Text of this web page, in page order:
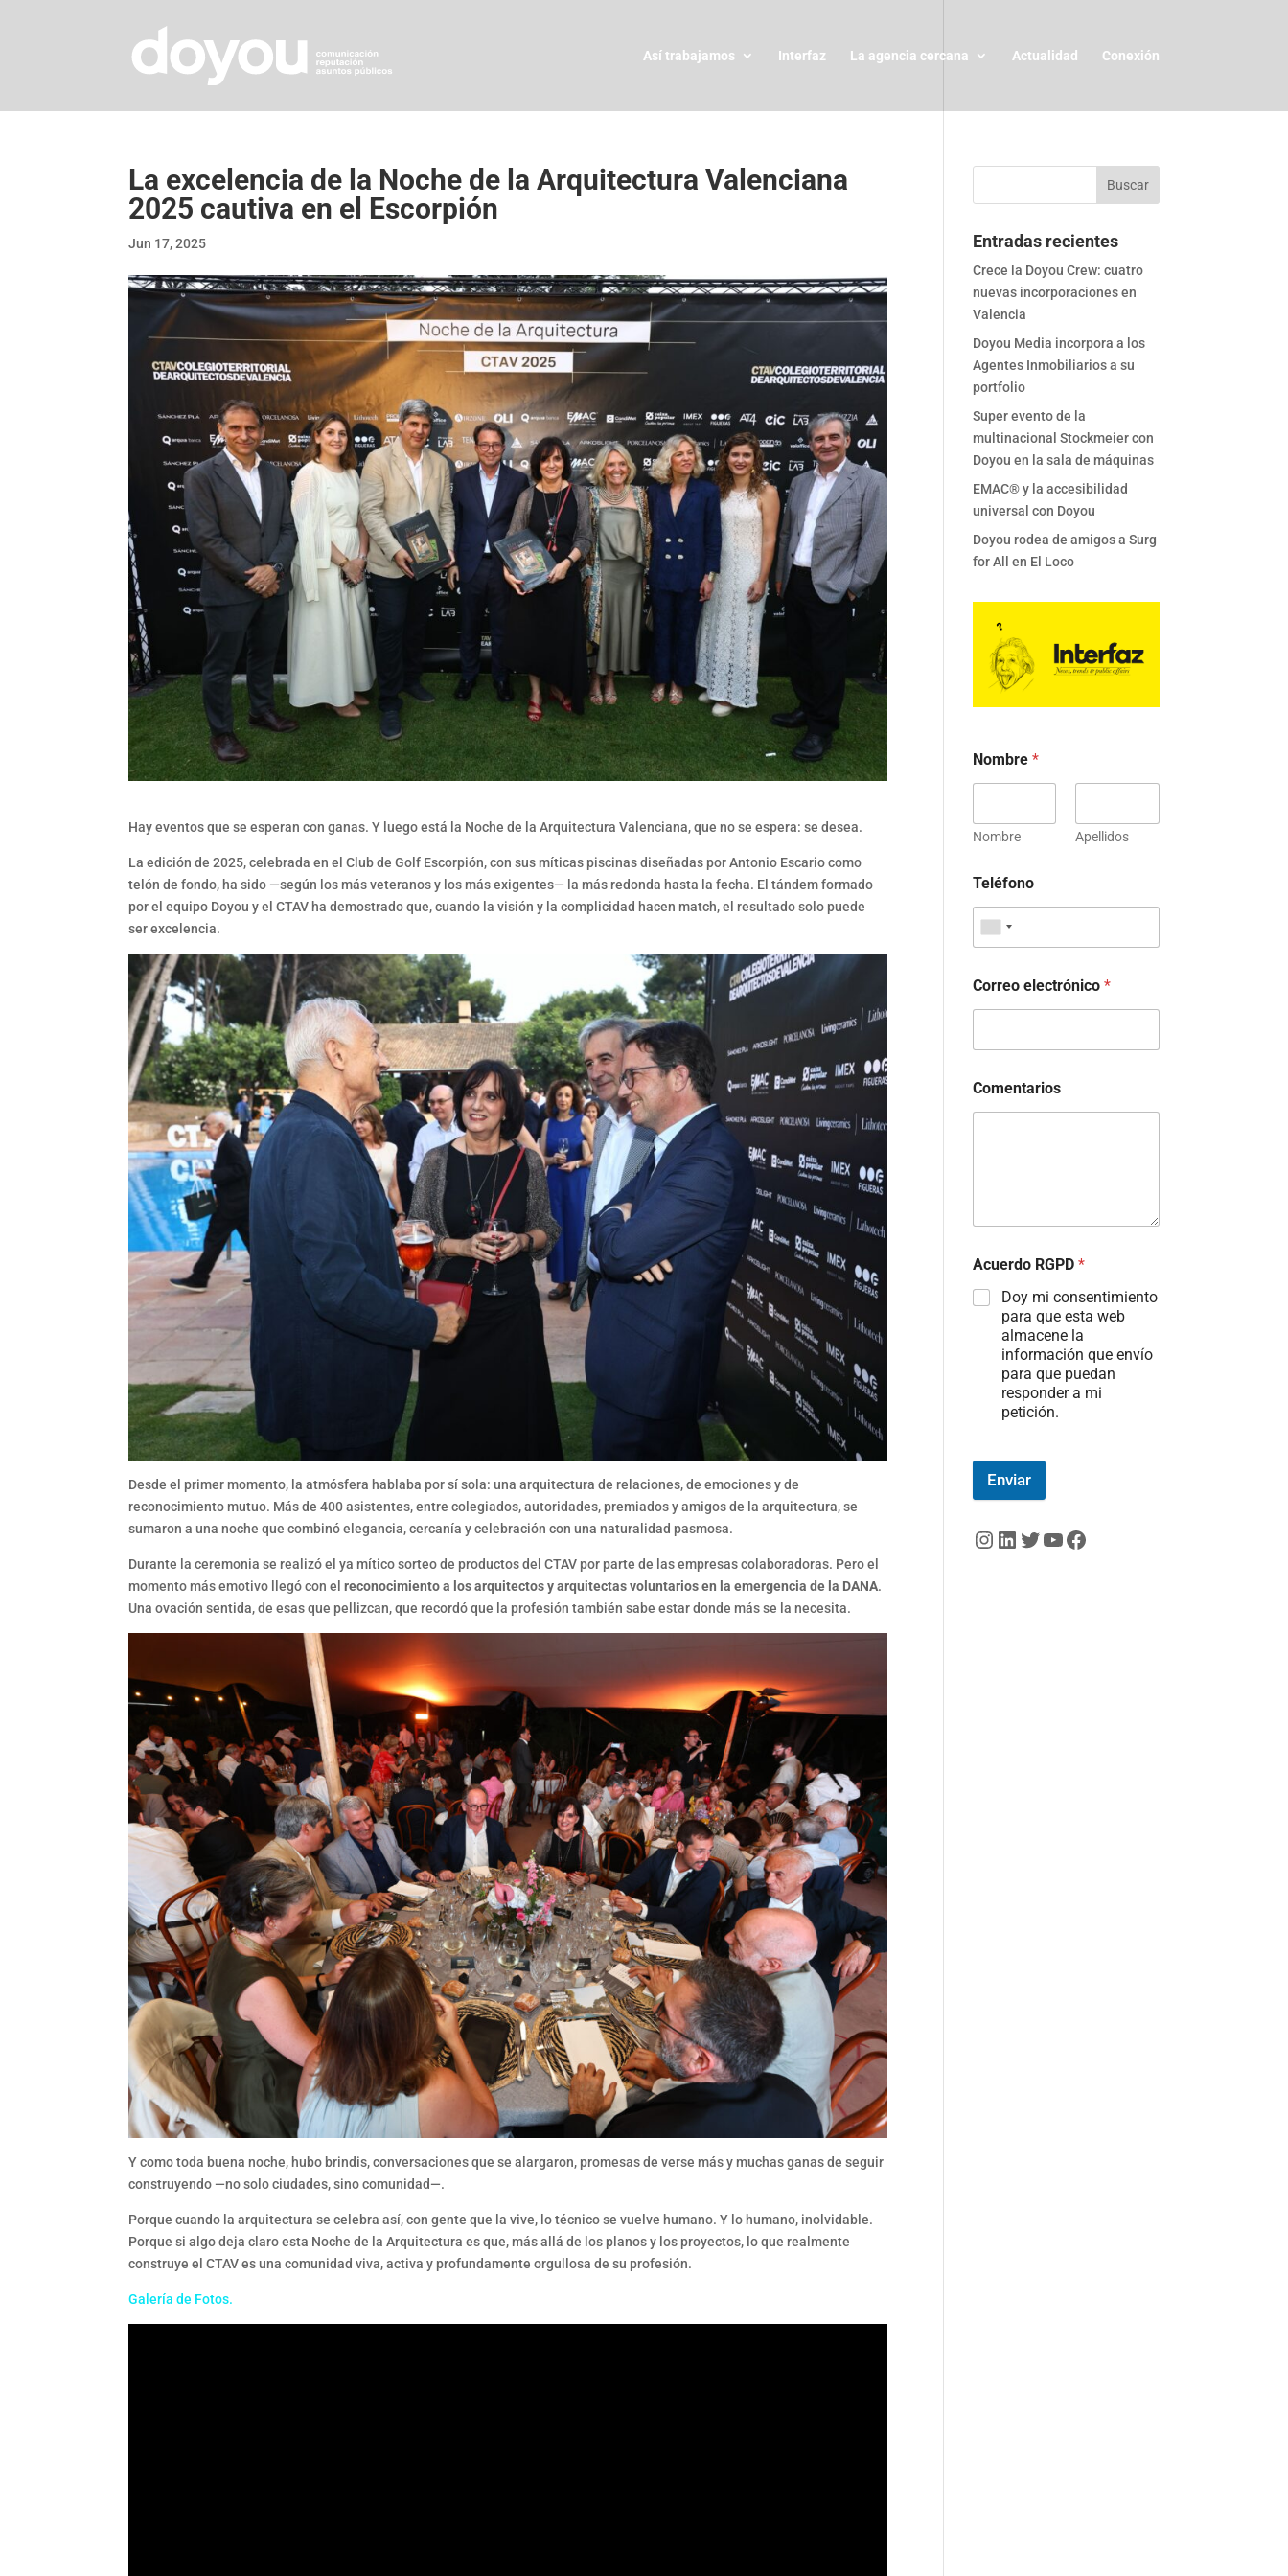
Así trabajamos Interfaz La agencia cercana Actualidad Conexión
La excelencia de la Noche de la Arquitectura Valenciana
2025 cautiva en el Escorpión
Jun 17, 2025
Hay eventos que se esperan con ganas. Y luego está la Noche de la Arquitectura Valenciana, que no se espera: se desea.
La edición de 2025, celebrada en el Club de Golf Escorpión, con sus míticas piscinas diseñadas por Antonio Escario como
telón de fondo, ha sido —según los más veteranos y los más exigentes— la más redonda hasta la fecha. El tándem formado
por el equipo Doyou y el CTAV ha demostrado que, cuando la visión y la complicidad hacen match, el resultado solo puede
ser excelencia.
Desde el primer momento, la atmósfera hablaba por sí sola: una arquitectura de relaciones, de emociones y de
reconocimiento mutuo. Más de 400 asistentes, entre colegiados, autoridades, premiados y amigos de la arquitectura, se
sumaron a una noche que combinó elegancia, cercanía y celebración con una naturalidad pasmosa.
Durante la ceremonia se realizó el ya mítico sorteo de productos del CTAV por parte de las empresas colaboradoras. Pero el
momento más emotivo llegó con elreconocimiento a los arquitectos y arquitectas voluntarios en la emergencia de la DANA.
Una ovación sentida, de esas que pellizcan, que recordó que la profesión también sabe estar donde más se la necesita.
Y como toda buena noche, hubo brindis, conversaciones que se alargaron, promesas de verse más y muchas ganas de seguir
construyendo —no solo ciudades, sino comunidad—.
Porque cuando la arquitectura se celebra así, con gente que la vive, lo técnico se vuelve humano. Y lo humano, inolvidable.
Porque si algo deja claro esta Noche de la Arquitectura es que, más allá de los planos y los proyectos, lo que realmente
construye el CTAV es una comunidad viva, activa y profundamente orgullosa de su profesión.
Galería de Fotos.
Entradas recientes
Crece la Doyou Crew: cuatro
nuevas incorporaciones en
Valencia
Doyou Media incorpora a los
Agentes Inmobiliarios a su
portfolio
Super evento de la
multinacional Stockmeier con
Doyou en la sala de máquinas
EMAC® y la accesibilidad
universal con Doyou
Doyou rodea de amigos a Surg
for All en El Loco
Nombre*
Nombre Apellidos
Teléfono
Correo electrónico*
Comentarios
Acuerdo RGPD*
Doy mi consentimiento
para que esta web
almacene la
información que envío
para que puedan
responder a mi
petición.
Enviar
Instagram
LinkedIn
Twitter
YouTube
Facebook